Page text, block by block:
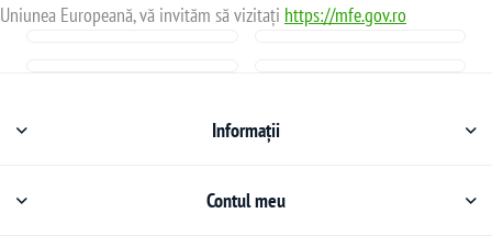
Uniunea Europeană, vă invităm să vizitați https://mfe.gov.ro
Informații
Contul meu